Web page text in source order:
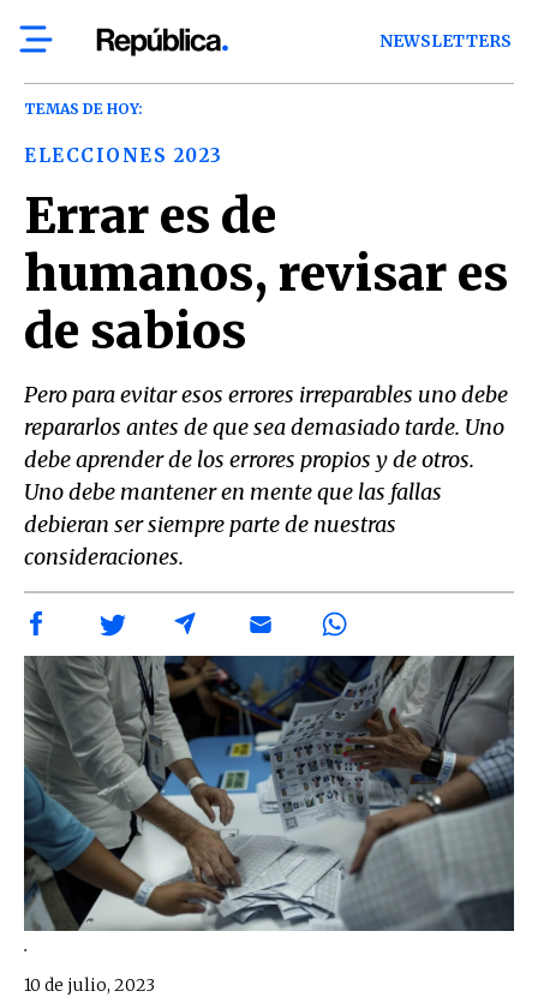
NEWSLETTERS
TEMAS DE HOY:
ELECCIONES 2023
Errar es de
humanos, revisar es
de sabios
Pero para evitar esos errores irreparables uno debe
repararlos antes de que sea demasiado tarde. Uno
debe aprender de los errores propios y de otros.
Uno debe mantener en mente que las fallas
debieran ser siempre parte de nuestras
consideraciones.
.
10 de julio, 2023